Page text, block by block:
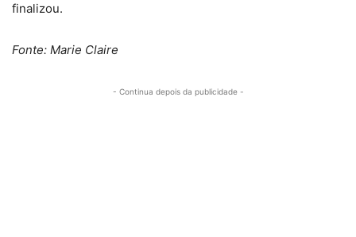
finalizou.
Fonte: Marie Claire
- Continua depois da publicidade -